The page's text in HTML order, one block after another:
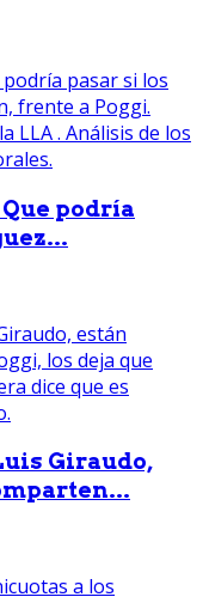
podría
Giraudo,